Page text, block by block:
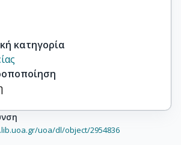
κατηγορία
uoa/dl/object/2954836